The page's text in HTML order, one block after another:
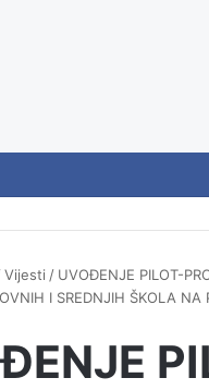
Vijesti / UVOĐENJE PILOT-
I SREDNJIH ŠKOLA NA